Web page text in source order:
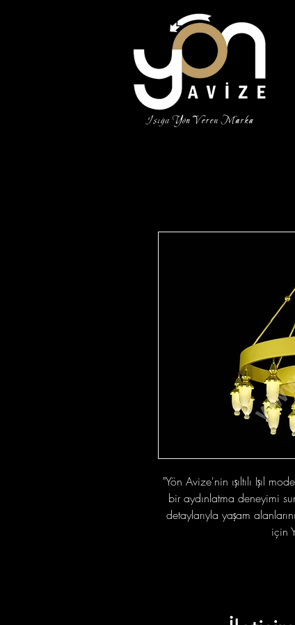
"Yön Avize'nin ışıltılı Işıl
bir aydınlatma deneyimi
detaylarıyla yaşam
için